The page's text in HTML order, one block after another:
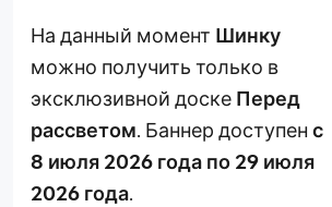
На данный момент Шинку
можно получить только в
эксклюзивной доске Перед
рассветом. Баннер доступен с
8 июля 2026 года по 29 июля
2026 года.